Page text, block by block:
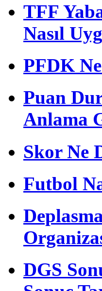
TFF
Nasıl
PFDK
Puan
Anlama
Skor Ne
Futbol
DGS